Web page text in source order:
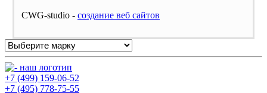
CWG-studio - cоздание веб сайтов
+7 (499) 159-06-52
+7 (495) 778-75-55